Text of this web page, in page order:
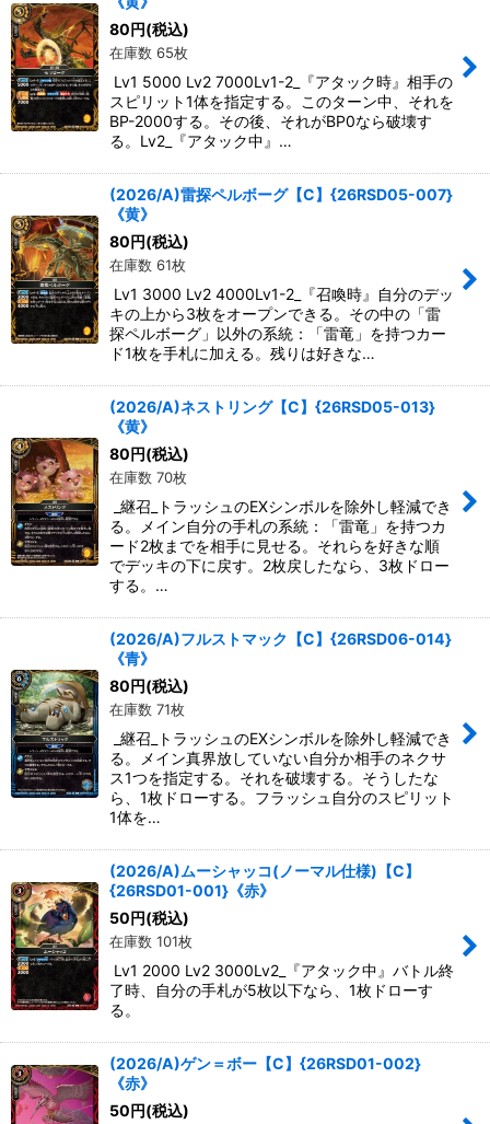
80円(税込)
在庫数 65枚
Lv1 5000 Lv2 7000Lv1-2_『アタック時』相手の
スピリット1体を指定する。このターン中、それを
BP-2000する。その後、それがBP0なら破壊す
る。Lv2_『アタック中』…
(2026/A)雷探ペルボーグ【C】{26RSD05-007}
《黄》
80円(税込)
在庫数 61枚
Lv1 3000 Lv2 4000Lv1-2_『召喚時』自分のデッ
キの上から3枚をオープンできる。その中の「雷
探ペルボーグ」以外の系統：「雷竜」を持つカー
ド1枚を手札に加える。残りは好きな…
(2026/A)ネストリング【C】{26RSD05-013}
《黄》
80円(税込)
在庫数 70枚
_継召_トラッシュのEXシンボルを除外し軽減でき
る。メイン自分の手札の系統：「雷竜」を持つカ
ード2枚までを相手に見せる。それらを好きな順
でデッキの下に戻す。2枚戻したなら、3枚ドロー
する。…
(2026/A)フルストマック【C】{26RSD06-014}
《青》
80円(税込)
在庫数 71枚
_継召_トラッシュのEXシンボルを除外し軽減でき
る。メイン真界放していない自分か相手のネクサ
ス1つを指定する。それを破壊する。そうしたな
ら、1枚ドローする。フラッシュ自分のスピリット
1体を…
(2026/A)ムーシャッコ(ノーマル仕様)【C】
{26RSD01-001}《赤》
50円(税込)
在庫数 101枚
Lv1 2000 Lv2 3000Lv2_『アタック中』バトル終
了時、自分の手札が5枚以下なら、1枚ドローす
る。
(2026/A)ゲン＝ボー【C】{26RSD01-002}
《赤》
50円(税込)